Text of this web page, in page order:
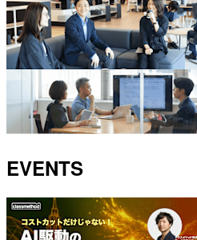
EVENTS